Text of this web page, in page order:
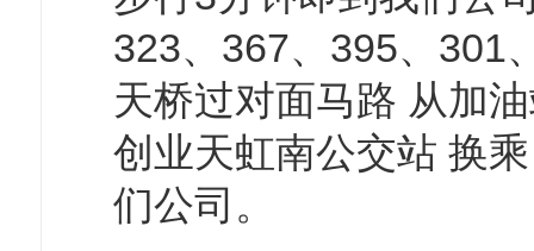
323、367、395、301
天桥过对面马路 从加
创业天虹南公交站 换
们公司。